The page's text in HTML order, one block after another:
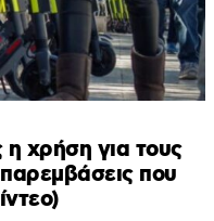
η χρήση για τους
που